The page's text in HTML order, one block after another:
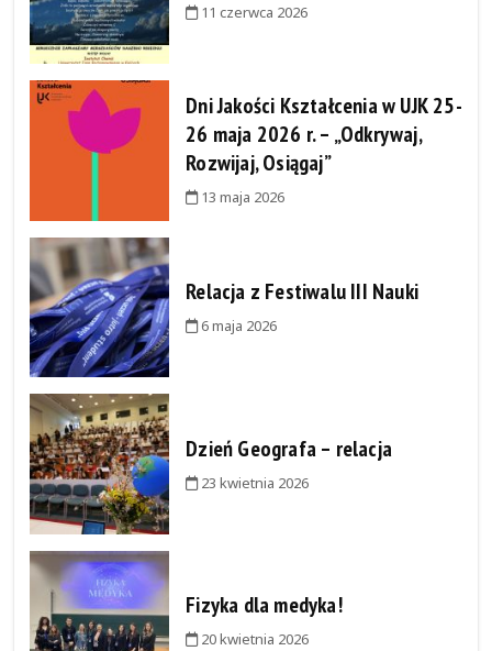
11 czerwca 2026
Dni Jakości Kształcenia w UJK 25-
26 maja 2026 r. – „Odkrywaj,
Rozwijaj, Osiągaj”
13 maja 2026
Relacja z Festiwalu III Nauki
6 maja 2026
Dzień Geografa – relacja
23 kwietnia 2026
Fizyka dla medyka!
20 kwietnia 2026